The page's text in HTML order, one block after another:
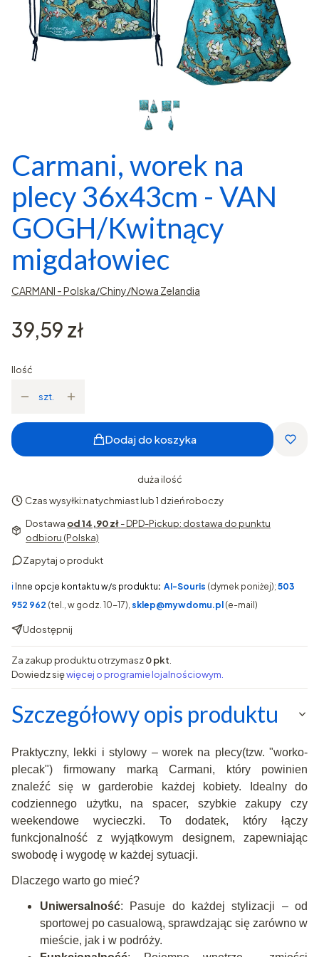
Carmani, worek na
plecy 36x43cm - VAN
GOGH/Kwitnący
migdałowiec
CARMANI - Polska/Chiny/Nowa Zelandia
Cena
39,59 zł
Ilość
szt.
Dodaj do koszyka
duża ilość
Czas wysyłki:natychmiast lub 1 dzień roboczy
Dostawa od 14,90 zł- DPD-Pickup: dostawa do punktu
odbioru (Polska)
Zapytaj o produkt
ℹ️ Inne opcje kontaktu w/s produktu: AI-Souris (dymek poniżej); 503
952 962 (tel., w godz. 10-17), sklep@mywdomu.pl (e-mail)
Udostępnij
Za zakup produktu otrzymasz0 pkt
Dowiedz sięwięcej o programie lojalnościowym.
Szczegółowy opis produktu
Praktyczny, lekki i stylowy – worek na plecy(tzw. "worko-
plecak") firmowany marką Carmani, który powinien
znaleźć się w garderobie każdej kobiety. Idealny do
codziennego użytku, na spacer, szybkie zakupy czy
weekendowe wycieczki. To dodatek, który łączy
funkcjonalność z wyjątkowym designem, zapewniając
swobodę i wygodę w każdej sytuacji.
Dlaczego warto go mieć?
Uniwersalność: Pasuje do każdej stylizacji – od
sportowej po casualową, sprawdzając się zarówno w
mieście, jak i w podróży.